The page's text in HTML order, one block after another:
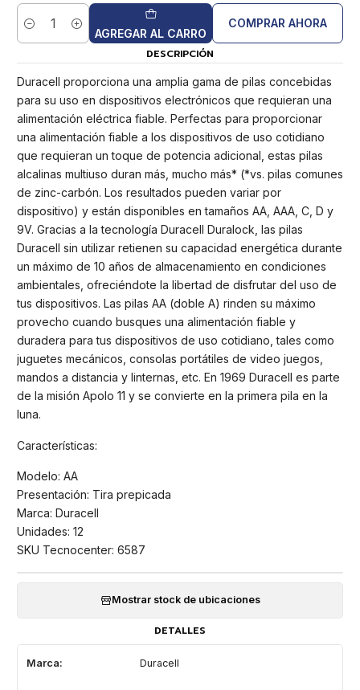
Cantidad AGREGAR AL CARRO
COMPRAR AHORA
DESCRIPCIÓN
Duracell proporciona una amplia gama de pilas concebidas
para su uso en dispositivos electrónicos que requieran una
alimentación eléctrica fiable. Perfectas para proporcionar
una alimentación fiable a los dispositivos de uso cotidiano
que requieran un toque de potencia adicional, estas pilas
alcalinas multiuso duran más, mucho más* (*vs. pilas comunes
de zinc-carbón. Los resultados pueden variar por
dispositivo) y están disponibles en tamaños AA, AAA, C, D y
9V. Gracias a la tecnología Duracell Duralock, las pilas
Duracell sin utilizar retienen su capacidad energética durante
un máximo de 10 años de almacenamiento en condiciones
ambientales, ofreciéndote la libertad de disfrutar del uso de
tus dispositivos. Las pilas AA (doble A) rinden su máximo
provecho cuando busques una alimentación fiable y
duradera para tus dispositivos de uso cotidiano, tales como
juguetes mecánicos, consolas portátiles de video juegos,
mandos a distancia y linternas, etc. En 1969 Duracell es parte
de la misión Apolo 11 y se convierte en la primera pila en la
luna.
Características:
Modelo: AA
Presentación: Tira prepicada
Marca: Duracell
Unidades: 12
SKU Tecnocenter: 6587
Mostrar stock de ubicaciones
DETALLES
Marca: Duracell